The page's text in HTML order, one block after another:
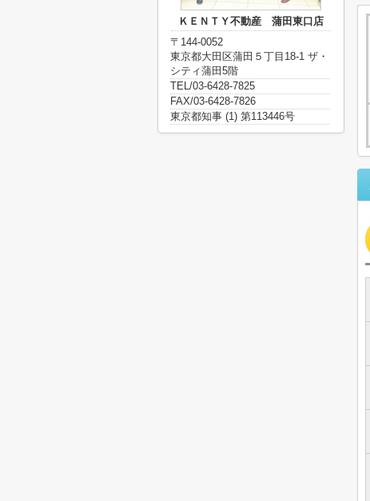
ＫＥＮＴＹ不動産 蒲田東口店
〒144-0052
東京都大田区蒲田５丁目18-1 ザ・
シティ蒲田5階
TEL/03-6428-7825
FAX/03-6428-7826
東京都知事 (1) 第113446号